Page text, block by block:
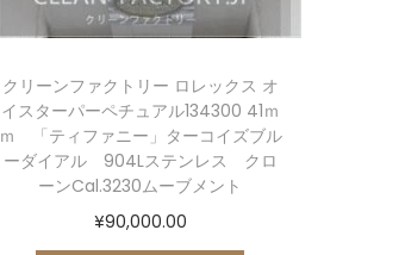
クリーンファクトリー ロレックス オ
イスターパーペチュアル134300 41ｍ
ｍ 「ティファニー」ターコイズブル
ーダイアル 904Lステンレス クロ
ーンCal.3230ムーブメント
¥90,000.00